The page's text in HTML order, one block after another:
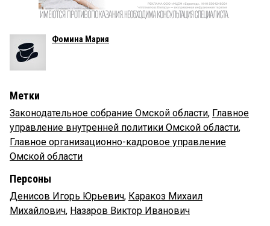
Фомина Мария
Метки
Законодательное собрание Омской области, Главное
управление внутренней политики Омской области,
Главное организационно-кадровое управление
Омской области
Персоны
Денисов Игорь Юрьевич, Каракоз Михаил
Михайлович, Назаров Виктор Иванович